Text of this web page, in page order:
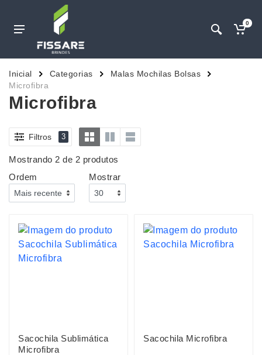
0
Inicial Categorias
Malas Mochilas Bolsas
Microfibra
Microfibra
Filtros 3
Mostrando 2 de 2 produtos
Ordem
Mostrar
Sacochila Sublimática
Microfibra
Sacochila Microfibra